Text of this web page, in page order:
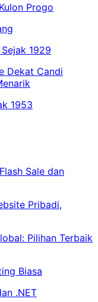
Progo
1929
Dekat Candi
1953
Sale dan
Pribadi,
Pilihan Terbaik
Biasa
.NET